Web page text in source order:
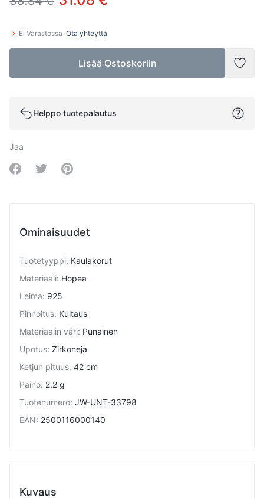
Ei Varastossa ·Ota yhteyttä
Lisää Ostoskoriin
Helppo tuotepalautus
Jaa
Share on Facebook
Share on Twitter
Share on Pinterest
Ominaisuudet
Tuotetyyppi: Kaulakorut
Materiaali: Hopea
Leima: 925
Pinnoitus: Kultaus
Materiaalin väri: Punainen
Upotus: Zirkoneja
Ketjun pituus: 42 cm
Paino: 2.2 g
Tuotenumero: JW-UNT-33798
EAN: 2500116000140
Kuvaus